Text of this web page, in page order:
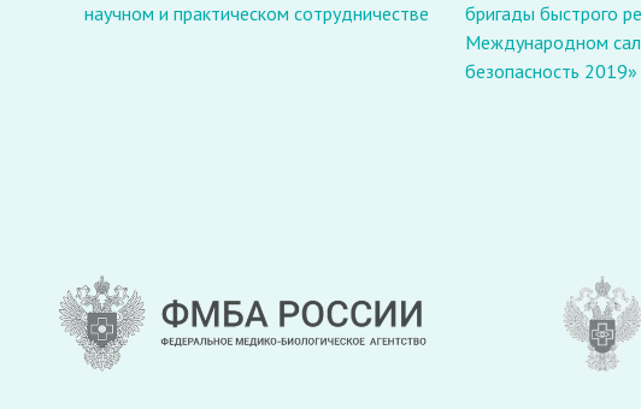
научном и практическом сотрудничестве
бригады быстрого
Международном
безопасность 2019»